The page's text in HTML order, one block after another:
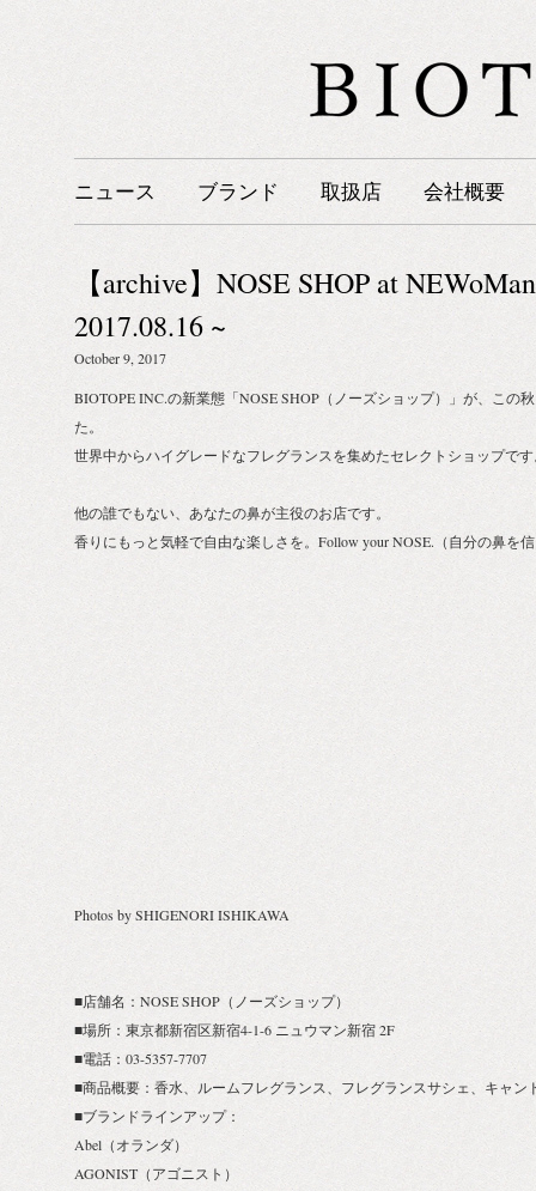
ニュース ブランド 取扱店 会社概要
【archive】NOSE SHOP at
2017.08.16 ~
October 9, 2017
BIOTOPE INC.の新業態「NOSE SHOP（ノーズショップ）」が、この
た。
世界中からハイグレードなフレグランスを集めたセレクトショップで
他の誰でもない、あなたの鼻が主役のお店です。
香りにもっと気軽で自由な楽しさを。Follow your NOSE.（自分の鼻を
Photos by SHIGENORI ISHIKAWA
■店舗名：NOSE SHOP（ノーズショップ）
■場所：東京都新宿区新宿4-1-6 ニュウマン新宿 2F
■電話：03-5357-7707
■商品概要：香水、ルームフレグランス、フレグランスサシェ、キャ
■ブランドラインアップ：
Abel（オランダ）
AGONIST（アゴニスト）